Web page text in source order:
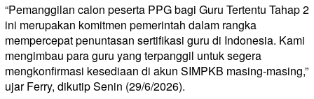
“Pemanggilan calon peserta PPG bagi Guru Tertentu Tahap 2
ini merupakan komitmen pemerintah dalam rangka
mempercepat penuntasan sertifikasi guru di Indonesia. Kami
mengimbau para guru yang terpanggil untuk segera
mengkonfirmasi kesediaan di akun SIMPKB masing-masing,”
ujar Ferry, dikutip Senin (29/6/2026).